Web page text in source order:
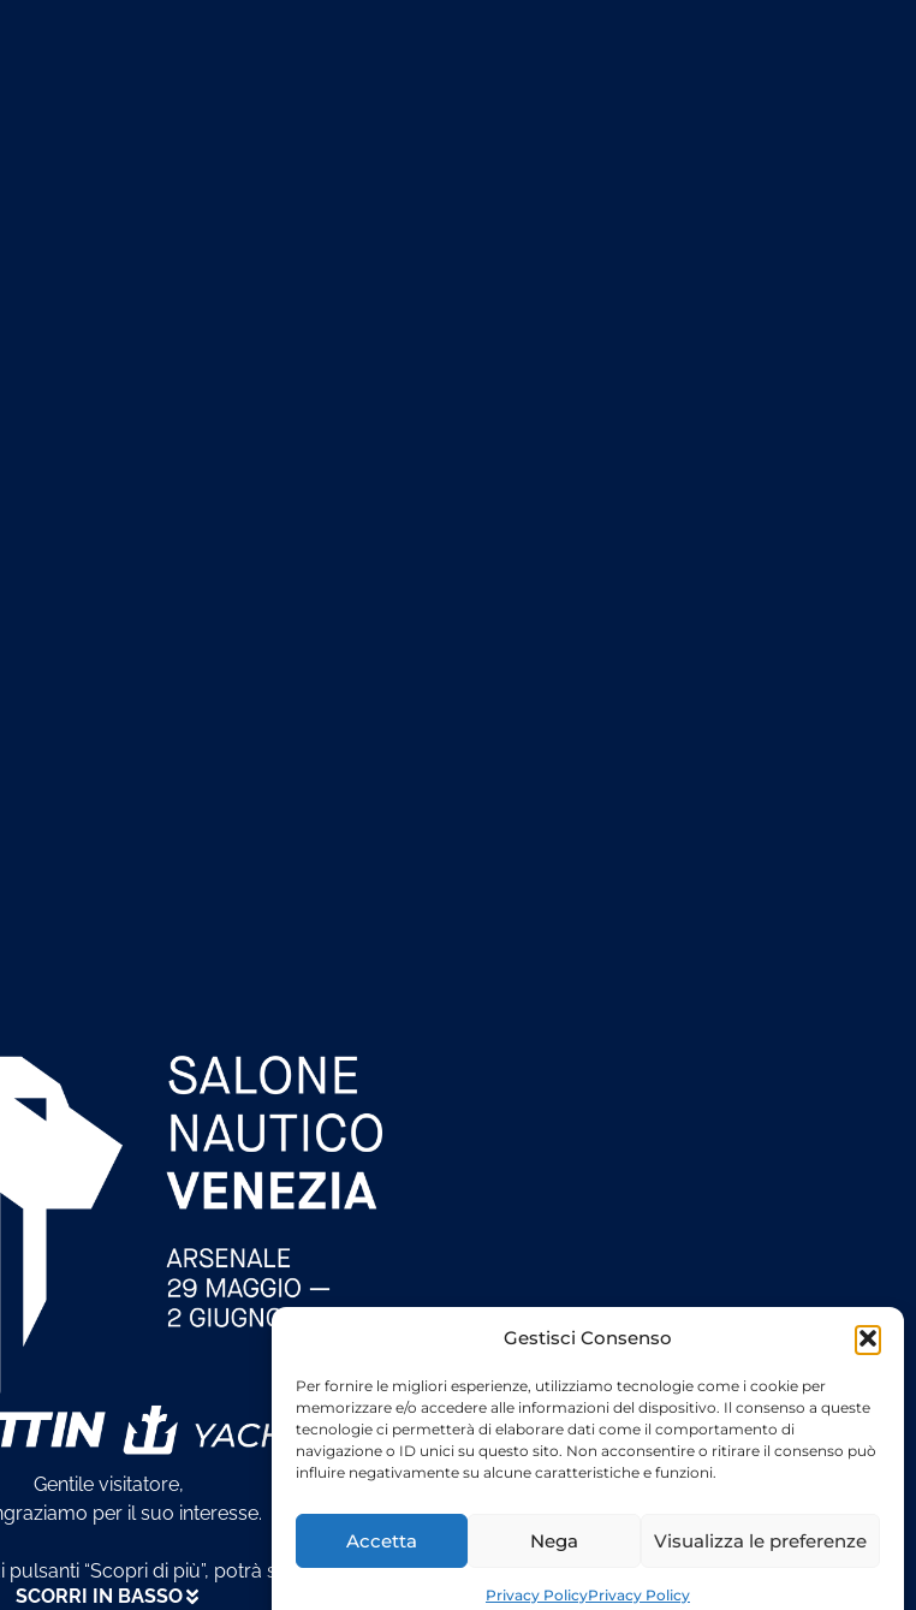
Gestisci Consenso
Per fornire le migliori esperienze, utilizziamo tecnologie come i cookie per
memorizzare e/o accedere alle informazioni del dispositivo. Il consenso a queste
tecnologie ci permetterà di elaborare dati come il comportamento di
navigazione o ID unici su questo sito. Non acconsentire o ritirare il consenso può
influire negativamente su alcune caratteristiche e funzioni.
Accetta Nega Visualizza le preferenze
Privacy PolicyPrivacy Policy
Gentile visitatore,
per il suo interesse.
“Scopri di più”, potrà scoprire le schede tecniche delle imbarcazioni dei relativi marchi.
SCORRI IN BASSO